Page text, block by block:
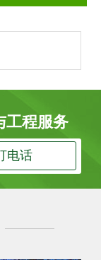
工程服务
电话